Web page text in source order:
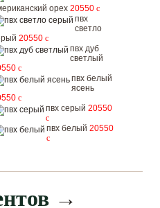
орех 20550 c
пвх
светло
20550 c
пвх дуб
светлый
c
пвх белый
ясень
c
пвх серый 20550
c
пвх белый 20550
c
→